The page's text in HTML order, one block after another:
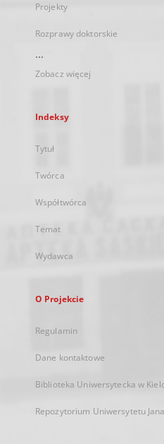
Projekty
Rozprawy doktorskie
...
Zobacz więcej
Indeksy
Tytuł
Twórca
Współtwórca
Temat
Wydawca
O Projekcie
Regulamin
Dane kontaktowe
Biblioteka Uniwersytecka w
Repozytorium Uniwersytetu